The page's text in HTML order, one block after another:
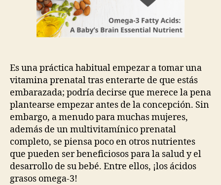
el
cerebro
del
bebé
Es una práctica habitual empezar a tomar una
vitamina prenatal tras enterarte de que estás
embarazada; podría decirse que merece la pena
plantearse empezar antes de la concepción. Sin
embargo, a menudo para muchas mujeres,
además de un multivitamínico prenatal
completo, se piensa poco en otros nutrientes
que pueden ser beneficiosos para la salud y el
desarrollo de su bebé. Entre ellos, ¡los ácidos
grasos omega-3!